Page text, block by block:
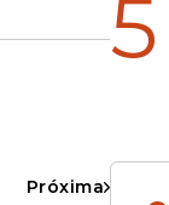
Próxima
5